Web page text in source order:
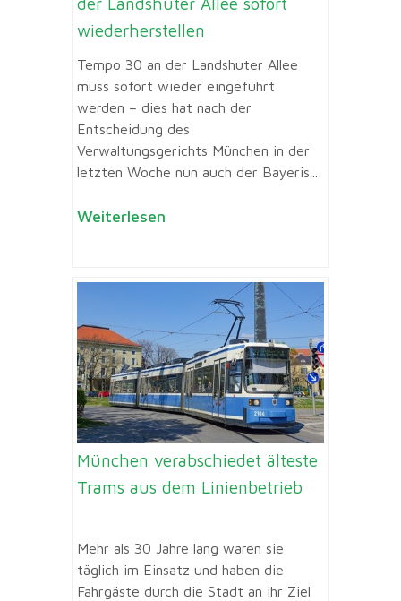
wiederherstellen
Tempo 30 an der Landshuter Allee
muss sofort wieder eingeführt
werden – dies hat nach der
Entscheidung des
Verwaltungsgerichts München in der
letzten Woche nun auch der Bayeris...
Weiterlesen
München verabschiedet älteste
Trams aus dem Linienbetrieb
Mehr als 30 Jahre lang waren sie
täglich im Einsatz und haben die
Fahrgäste durch die Stadt an ihr Ziel